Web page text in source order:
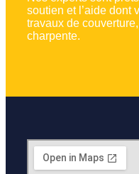
soutien et l’aide dont
travaux de
charpente.